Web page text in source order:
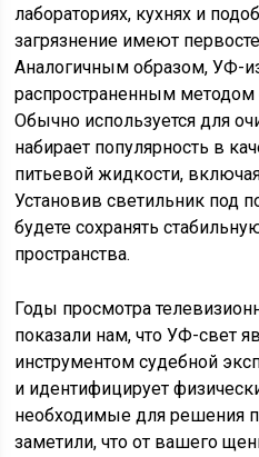
лабораториях, кухнях и
загрязнение имеют
Аналогичным образом, УФ-
распространенным методом
Обычно используется для
набирает популярность в
питьевой жидкости,
Установив светильник под
будете сохранять
пространства.
Годы просмотра
показали нам, что УФ-свет
инструментом судебной
и идентифицирует
необходимые для решения
заметили, что от вашего